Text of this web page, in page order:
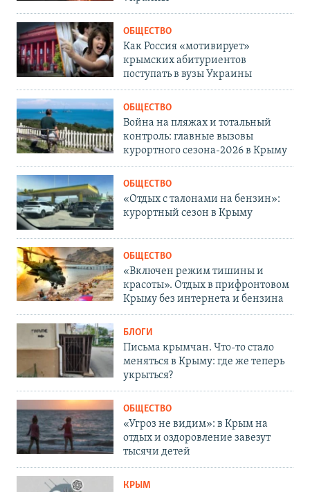
ОБЩЕСТВО
Как Россия «мотивирует»
крымских абитуриентов
поступать в вузы Украины
ОБЩЕСТВО
Война на пляжах и тотальный
контроль: главные вызовы
курортного сезона-2026 в Крыму
ОБЩЕСТВО
«Отдых с талонами на бензин»:
курортный сезон в Крыму
ОБЩЕСТВО
«Включен режим тишины и
красоты». Отдых в прифронтовом
Крыму без интернета и бензина
БЛОГИ
Письма крымчан. Что-то стало
меняться в Крыму: где же теперь
укрыться?
ОБЩЕСТВО
«Угроз не видим»: в Крым на
отдых и оздоровление завезут
тысячи детей
КРЫМ